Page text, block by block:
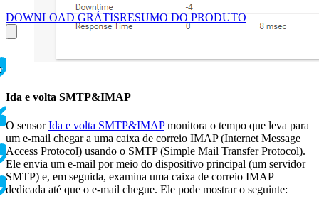
Ida e volta SMTP&IMAP
O sensorIda e volta SMTP&IMAPmonitora o tempo que leva para
um e-mail chegar a uma caixa de correio IMAP (Internet Message
Access Protocol) usando o SMTP (Simple Mail Transfer Protocol).
Ele envia um e-mail por meio do dispositivo principal (um servidor
SMTP) e, em seguida, examina uma caixa de correio IMAP
dedicada até que o e-mail chegue. Ele pode mostrar o seguinte:
DOWNLOAD GRÁTISRESUMO DO PRODUTO